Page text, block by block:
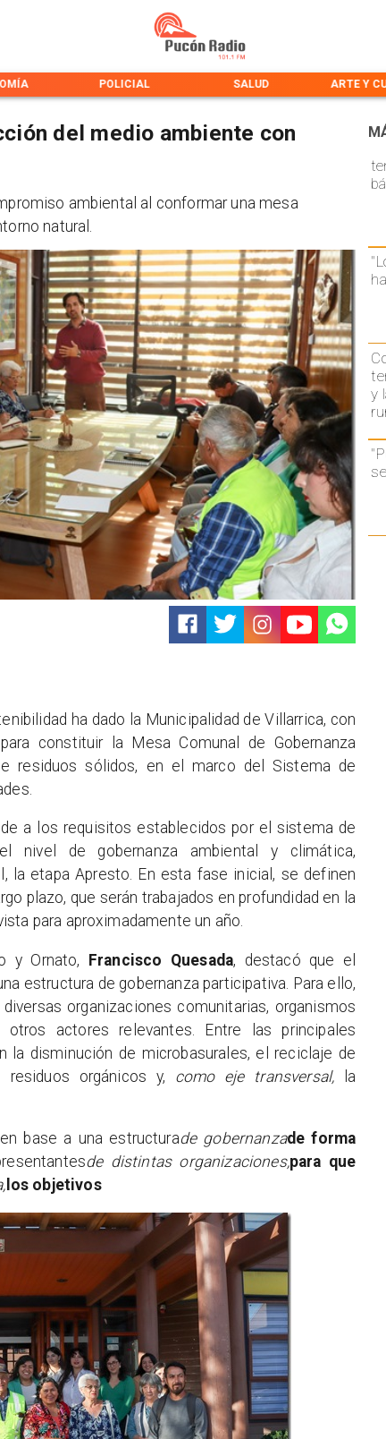
POLICIAL SALUD ARTE Y
y
del medio ambiente con
ambiental al conformar una mesa
natural.
ha dado la Municipalidad de Villarrica, con
constituir la Mesa Comunal de Gobernanza
residuos sólidos, en el marco del Sistema de
a los requisitos establecidos por el sistema de
nivel de gobernanza ambiental y climática,
la etapa Apresto. En esta fase inicial, se definen
plazo, que serán trabajados en profundidad en la
para aproximadamente un año.
y Ornato, Francisco Quesada, destacó que el
estructura de gobernanza participativa. Para ello,
organizaciones comunitarias, organismos
actores relevantes. Entre las principales
la disminución de microbasurales, el reciclaje de
orgánicos y, como eje transversal, la
base a una estructurade gobernanzade forma
de distintas organizaciones,para que
los objetivos